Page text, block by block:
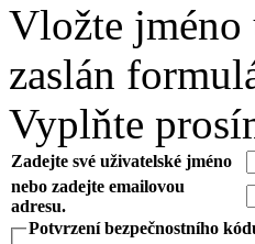
Vložte jméno
zaslán
Vyplňte
Zadejte své uživatelské jméno
nebo zadejte emailovou
adresu.
Potvrzení bezpečnostního